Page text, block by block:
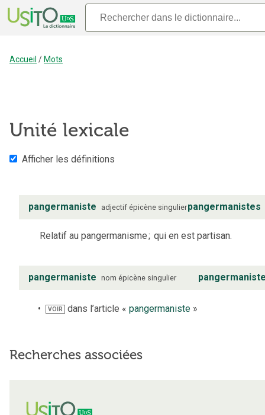
Accueil / Mots
Unité lexicale
Afficher les définitions
pangermaniste adjectif épicène singulierpangermanistes
Relatif au pangermanisme; qui en est partisan.
pangermaniste nom épicène singulier
VOIR dans l’article «pangermaniste »
Recherches associées